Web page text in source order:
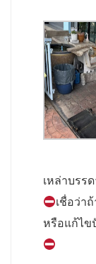
เหล่าบรร
เชื่อว่า
หรือแก้ไ